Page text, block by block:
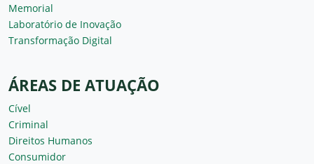
Memorial
Laboratório de Inovação
Transformação Digital
ÁREAS DE ATUAÇÃO
Cível
Criminal
Direitos Humanos
Consumidor